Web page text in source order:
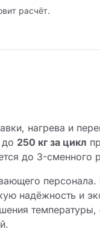
расчёт.
нагрева и
до 250 кг за цикл
до 3-сменного
персонала.
надёжность и
температуры,